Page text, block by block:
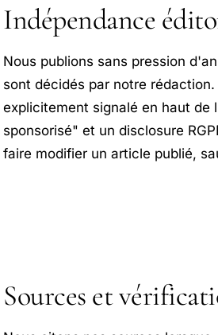
Indépendance
Nous publions sans pression
sont décidés par notre
explicitement signalé en haut
sponsorisé" et un disclosure
faire modifier un article publié,
Sources et